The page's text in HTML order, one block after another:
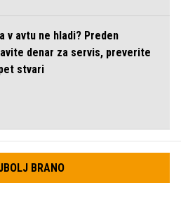
v avtu ne hladi? Preden
denar za servis, preverite
stvari
BRANO